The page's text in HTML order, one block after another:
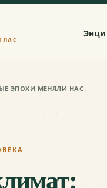
ЭПОХИ МЕНЯЛИ НАС